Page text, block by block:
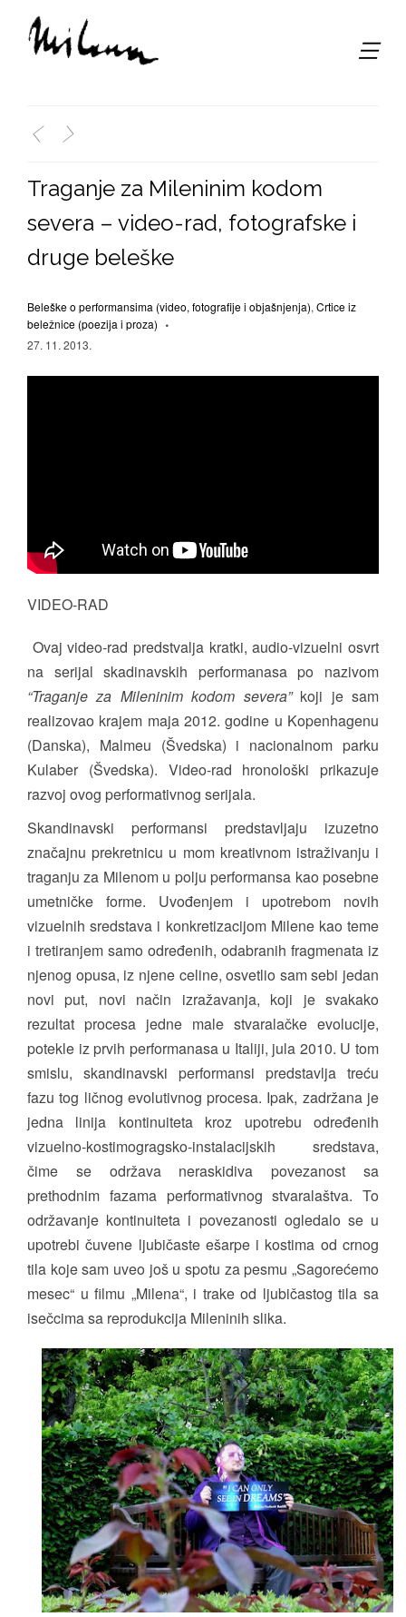
,
< >
Traganje za Mileninim kodom
severa – video-rad, fotografske i
druge beleške
Beleške o performansima (video, fotografije i objašnjenja), Crtice iz
beležnice (poezija i proza)
27. 11. 2013.
VIDEO-RAD
Ovaj video-rad predstvalja kratki, audio-vizuelni osvrt
na serijal skadinavskih performanasa po nazivom
“Traganje za Mileninim kodom severa”koji je sam
realizovao krajem maja 2012. godine u Kopenhagenu
(Danska), Malmeu (Švedska) i nacionalnom parku
Kulaber (Švedska). Video-rad hronološki prikazuje
razvoj ovog performativnog serijala.
Skandinavski performansi predstavljaju izuzetno
značajnu prekretnicu u mom kreativnom istraživanju i
traganju za Milenom u polju performansa kao posebne
umetničke forme. Uvođenjem i upotrebom novih
vizuelnih sredstava i konkretizacijom Milene kao teme
i tretiranjem samo određenih, odabranih fragmenata iz
njenog opusa, iz njene celine, osvetlio sam sebi jedan
novi put, novi način izražavanja, koji je svakako
rezultat procesa jedne male stvaralačke evolucije,
potekle iz prvih performanasa u Italiji, jula 2010. U tom
smislu, skandinavski performansi predstavlja treću
fazu tog ličnog evolutivnog procesa. Ipak, zadržana je
jedna linija kontinuiteta kroz upotrebu određenih
vizuelno-kostimogragsko-instalacijskih sredstava,
čime se održava neraskidiva povezanost sa
prethodnim fazama performativnog stvaralaštva. To
održavanje kontinuiteta i povezanosti ogledalo se u
upotrebi čuvene ljubičaste ešarpe i kostima od crnog
tila koje sam uveo još u spotu za pesmu „Sagorećemo
mesec“ u filmu „Milena“, i trake od ljubičastog tila sa
isečcima sa reprodukcija Mileninih slika.